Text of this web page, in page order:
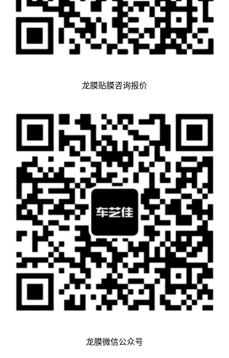
龙膜贴膜咨询报价
龙膜微信公众号